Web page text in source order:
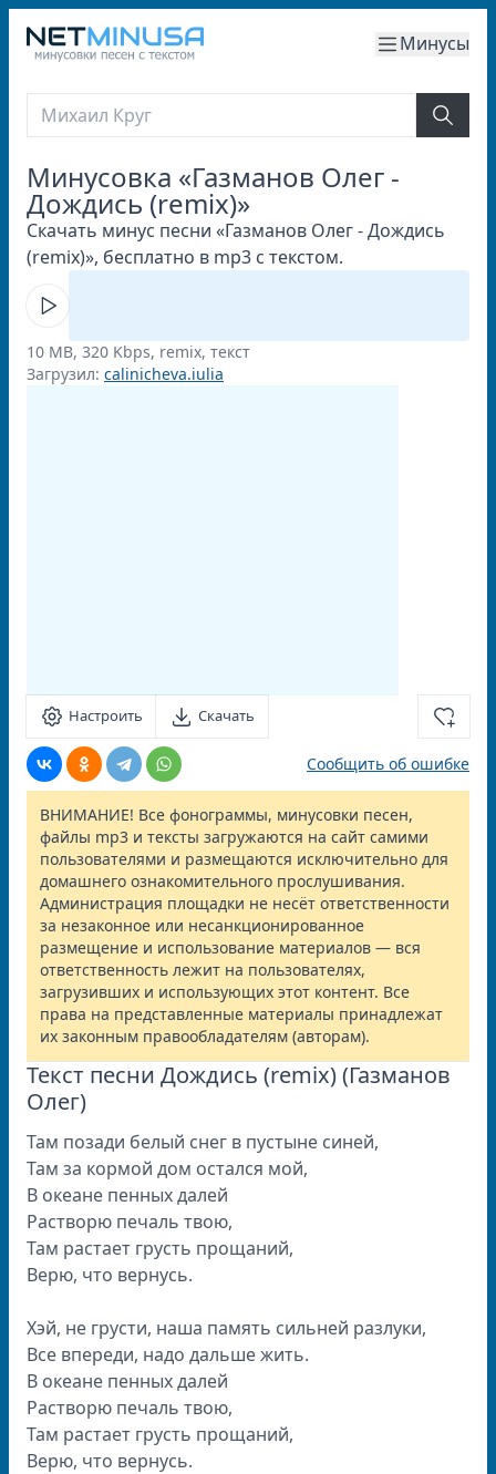
Минусы
Минусовка «Газманов Олег -
Дождись (remix)»
Скачать минус песни «Газманов Олег - Дождись
(remix)», бесплатно в mp3 с текстом.
10 MB, 320 Kbps, remix, текст
Загрузил: calinicheva.iulia
Настроить Скачать
Сообщить об ошибке
ВНИМАНИЕ! Все фонограммы, минусовки песен,
файлы mp3 и тексты загружаются на сайт самими
пользователями и размещаются исключительно для
домашнего ознакомительного прослушивания.
Администрация площадки не несёт ответственности
за незаконное или несанкционированное
размещение и использование материалов — вся
ответственность лежит на пользователях,
загрузивших и использующих этот контент. Все
права на представленные материалы принадлежат
их законным правообладателям (авторам).
Текст песни Дождись (remix) (Газманов
Олег)
Там позади белый снег в пустыне синей,
Там за кормой дом остался мой,
В океане пенных далей
Растворю печаль твою,
Там растает грусть прощаний,
Верю, что вернусь.
Хэй, не грусти, наша память сильней разлуки,
Все впереди, надо дальше жить.
В океане пенных далей
Растворю печаль твою,
Там растает грусть прощаний,
Верю, что вернусь.